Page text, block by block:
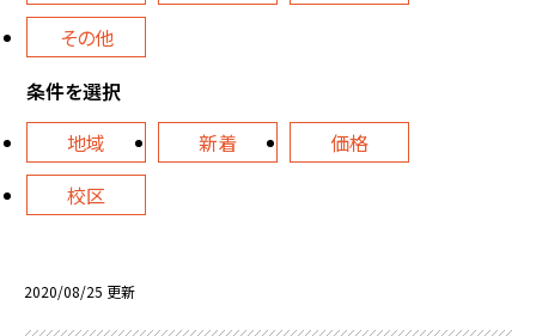
その他
条件を選択
地域
新着
価格
校区
2020/08/25 更新